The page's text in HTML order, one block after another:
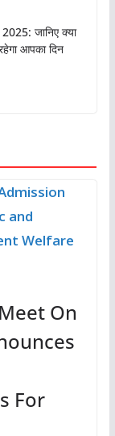
जानिए क्या
आपका दिन
On
For